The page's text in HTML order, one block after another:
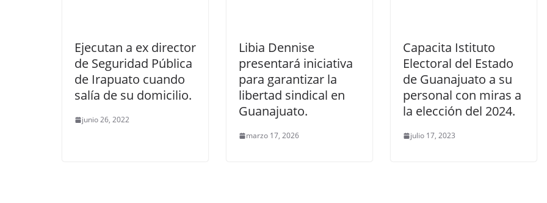
Ejecutan a ex director
de Seguridad Pública
de Irapuato cuando
salía de su domicilio.
junio 26, 2022
Libia Dennise
presentará iniciativa
para garantizar la
libertad sindical en
Guanajuato.
marzo 17, 2026
Capacita Istituto
Electoral del Estado
de Guanajuato a su
personal con miras a
la elección del 2024.
julio 17, 2023